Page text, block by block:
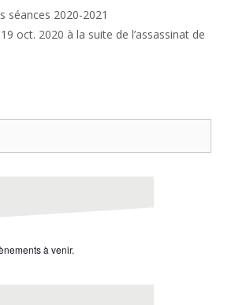
séances 2020-2021
oct. 2020 à la suite de l’assassinat de
à venir.